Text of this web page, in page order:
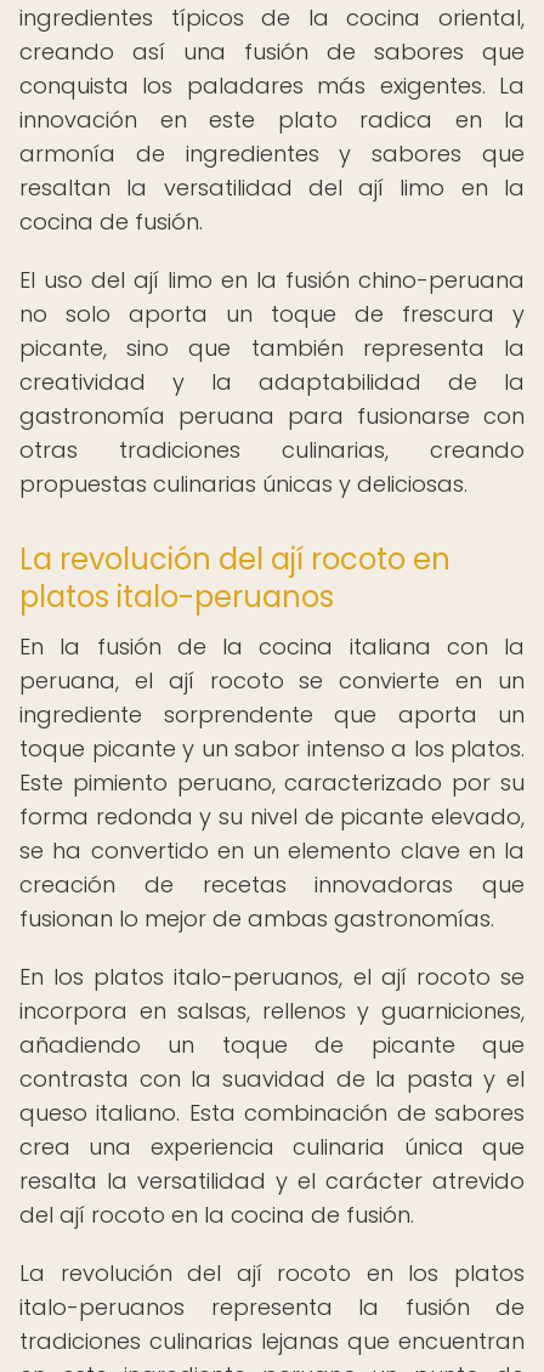
ingredientes típicos de la cocina oriental,
creando así una fusión de sabores que
conquista los paladares más exigentes. La
innovación en este plato radica en la
armonía de ingredientes y sabores que
resaltan la versatilidad del ají limo en la
cocina de fusión.
El uso del ají limo en la fusión chino-peruana
no solo aporta un toque de frescura y
picante, sino que también representa la
creatividad y la adaptabilidad de la
gastronomía peruana para fusionarse con
otras tradiciones culinarias, creando
propuestas culinarias únicas y deliciosas.
La revolución del ají rocoto en
platos italo-peruanos
En la fusión de la cocina italiana con la
peruana, el ají rocoto se convierte en un
ingrediente sorprendente que aporta un
toque picante y un sabor intenso a los platos.
Este pimiento peruano, caracterizado por su
forma redonda y su nivel de picante elevado,
se ha convertido en un elemento clave en la
creación de recetas innovadoras que
fusionan lo mejor de ambas gastronomías.
En los platos italo-peruanos, el ají rocoto se
incorpora en salsas, rellenos y guarniciones,
añadiendo un toque de picante que
contrasta con la suavidad de la pasta y el
queso italiano. Esta combinación de sabores
crea una experiencia culinaria única que
resalta la versatilidad y el carácter atrevido
del ají rocoto en la cocina de fusión.
La revolución del ají rocoto en los platos
italo-peruanos representa la fusión de
tradiciones culinarias lejanas que encuentran